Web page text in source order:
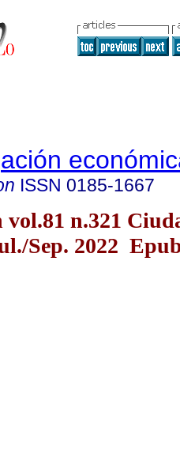
ISSN 0185-1667
vol.81 n.321
Sep. 2022